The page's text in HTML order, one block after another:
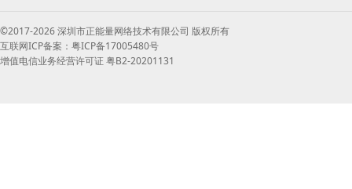
©2017-2026 深圳市正能量网络技术有限公司 版权所有
互联网ICP备案：粤ICP备17005480号
增值电信业务经营许可证 粤B2-20201131